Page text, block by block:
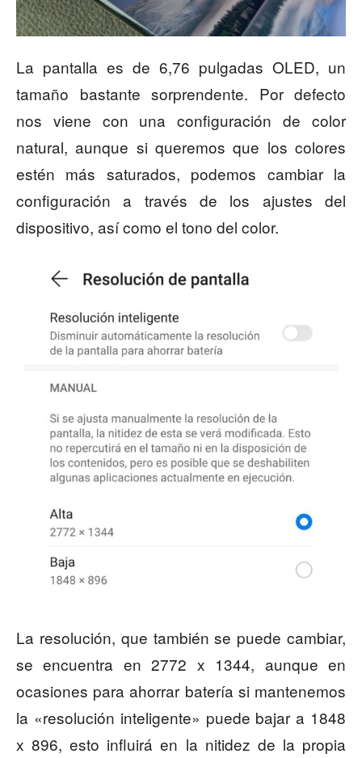
La pantalla es de 6,76 pulgadas OLED, un
tamaño bastante sorprendente. Por defecto
nos viene con una configuración de color
natural, aunque si queremos que los colores
estén más saturados, podemos cambiar la
configuración a través de los ajustes del
dispositivo, así como el tono del color.
La resolución, que también se puede cambiar,
se encuentra en 2772 x 1344, aunque en
ocasiones para ahorrar batería si mantenemos
la «resolución inteligente» puede bajar a 1848
x 896, esto influirá en la nitidez de la propia